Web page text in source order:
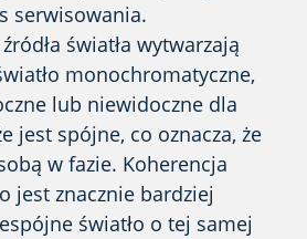
serwisowania.
światła wytwarzają
monochromatyczne,
lub niewidoczne dla
jest spójne, co oznacza, że
w fazie. Koherencja
jest znacznie bardziej
światło o tej samej